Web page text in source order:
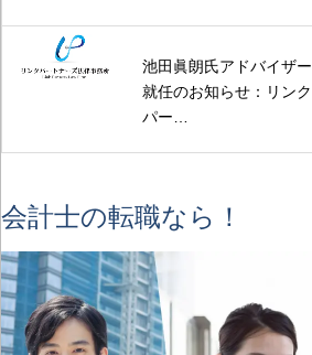
池田眞朗氏アドバイザー
就任のお知らせ：リンク
パー…
会計士の転職なら！